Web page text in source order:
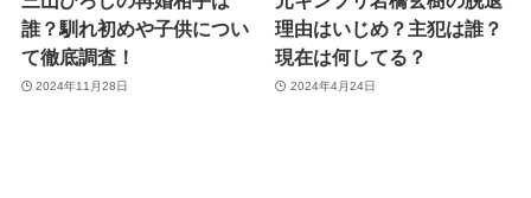
誰？馴れ初めや子供につい
て徹底調査！
2024年11月28日
理由はいじめ？主犯は誰？
現在は何してる？
2024年4月24日